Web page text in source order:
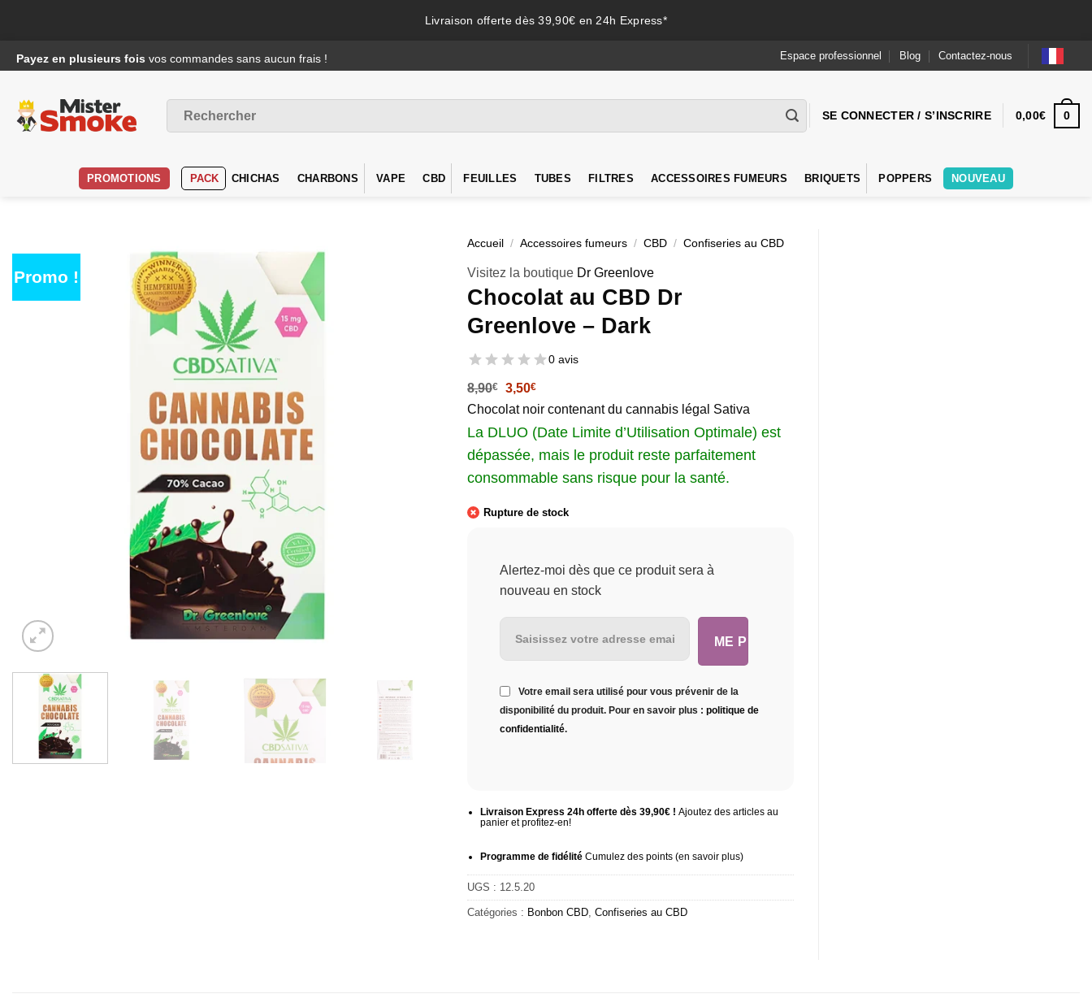
Livraison offerte dès 39,90€ en 24h Express*
au
Payez en plusieurs fois vos commandes sans aucun frais ! Espace professionnel Blog Contactez-nous
pour :
SE CONNECTER / S’INSCRIRE 0,00€ 0
PROMOTIONS PACK CHICHAS CHARBONS VAPE CBD FEUILLES TUBES FILTRES ACCESSOIRES FUMEURS BRIQUETS POPPERS NOUVEAU
Promo !
Accueil / Accessoires fumeurs / CBD / Confiseries au CBD
Visitez la boutique Dr Greenlove
Chocolat au CBD Dr
Greenlove – Dark
0 avis
8,90€
Le
initial
était :
8,90€.
3,50€Le
actuel
est :
3,50€.
Chocolat noir contenant du cannabis légal Sativa
La DLUO (Date Limite d’Utilisation Optimale) est
dépassée, mais le produit reste parfaitement
consommable sans risque pour la santé.
Rupture de stock
Alertez-moi dès que ce produit sera à
nouveau en stock
Votre email sera utilisé pour vous prévenir de la
disponibilité du produit. Pour en savoir plus : politique de
confidentialité.
Livraison Express 24h offerte dès 39,90€ ! Ajoutez des articles au
panier et profitez-en!
Programme de fidélitéCumulez des points (en savoir plus)
UGS : 12.5.20
Catégories : Bonbon CBD, Confiseries au CBD